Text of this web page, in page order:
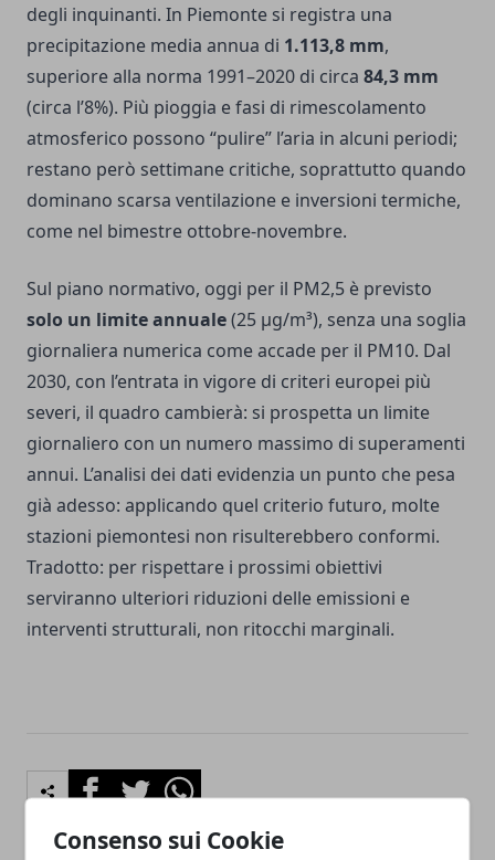
Consenso sui Cookie
degli inquinanti. In Piemonte si registra una
precipitazione media annua di 1.113,8 mm,
superiore alla norma 1991–2020 di circa 84,3 mm
(circa l’8%). Più pioggia e fasi di rimescolamento
atmosferico possono “pulire” l’aria in alcuni periodi;
restano però settimane critiche, soprattutto quando
dominano scarsa ventilazione e inversioni termiche,
come nel bimestre ottobre-novembre.
Sul piano normativo, oggi per il PM2,5 è previsto
solo un limite annuale(25 μg/m³), senza una soglia
giornaliera numerica come accade per il PM10. Dal
2030, con l’entrata in vigore di criteri europei più
severi, il quadro cambierà: si prospetta un limite
giornaliero con un numero massimo di superamenti
annui. L’analisi dei dati evidenzia un punto che pesa
già adesso: applicando quel criterio futuro, molte
stazioni piemontesi non risulterebbero conformi.
Tradotto: per rispettare i prossimi obiettivi
serviranno ulteriori riduzioni delle emissioni e
interventi strutturali, non ritocchi marginali.
FacebookTwitterWhatsapp